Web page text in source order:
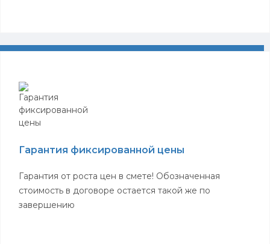
Гарантия фиксированной цены
Гарантия от роста цен в смете! Обозначенная
стоимость в договоре остается такой же по
завершению